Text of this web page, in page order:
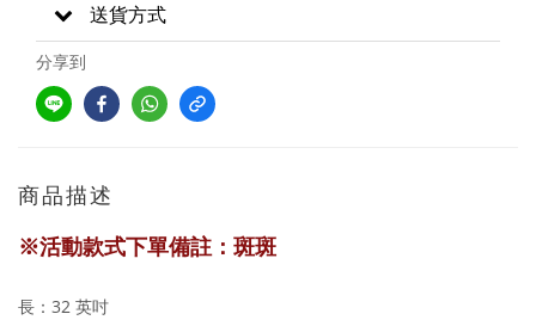
送貨方式
分享到
商品描述
※活動款式下單備註：斑斑
長：32 英吋